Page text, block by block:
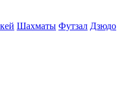
Шахматы Футзал Дзюдо